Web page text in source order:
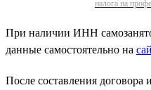
налога на
При наличии ИНН
данные самостоятельно на
После составления договора